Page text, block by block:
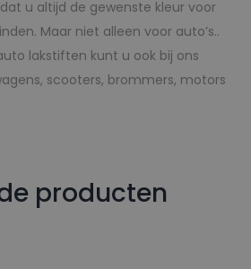
u altijd de gewenste kleur voor
Maar niet alleen voor auto’s..
lakstiften kunt u ook bij ons
scooters, brommers, motors
producten